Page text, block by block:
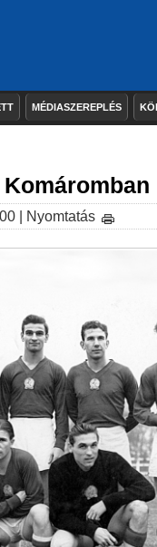
MÉDIASZEREPLÉS
| Nyomtatás